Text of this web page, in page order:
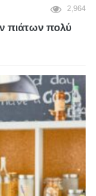
2,964
πιάτων πολύ